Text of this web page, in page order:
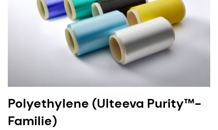
Polyethylene (Ulteeva Purity™-
Familie)